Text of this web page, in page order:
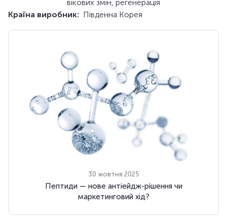
вікових змін, регенерація
Країна виробник: Південна Корея
30 жовтня 2025
Пептиди — нове антіейдж-рішення чи
маркетинговий хід?